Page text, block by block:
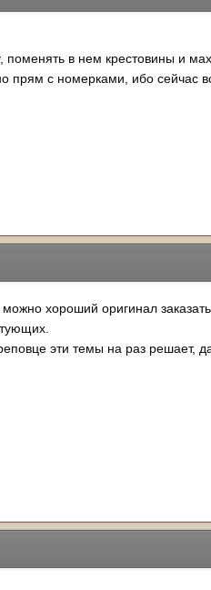
в нем крестовины и
прям с номерками, ибо сейчас
хороший оригинал
эти темы на раз решает,